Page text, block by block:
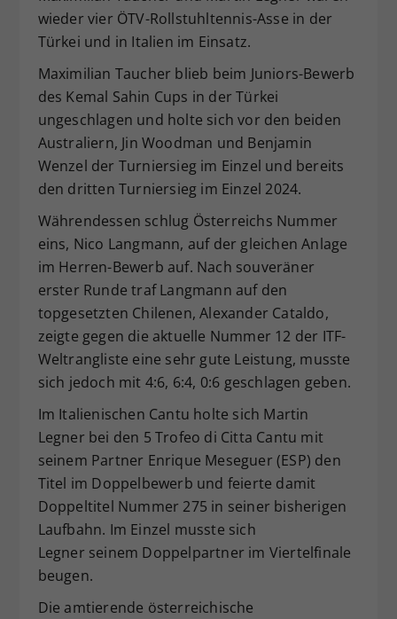
wieder vier ÖTV-Rollstuhltennis-Asse in der
Türkei und in Italien im Einsatz.
Maximilian Taucher blieb beim Juniors-Bewerb
des Kemal Sahin Cups in der Türkei
ungeschlagen und holte sich vor den beiden
Australiern, Jin Woodman und Benjamin
Wenzel der Turniersieg im Einzel und bereits
den dritten Turniersieg im Einzel 2024.
Währendessen schlug Österreichs Nummer
eins, Nico Langmann, auf der gleichen Anlage
im Herren-Bewerb auf. Nach souveräner
erster Runde traf Langmann auf den
topgesetzten Chilenen, Alexander Cataldo,
zeigte gegen die aktuelle Nummer 12 der ITF-
Weltrangliste eine sehr gute Leistung, musste
sich jedoch mit 4:6, 6:4, 0:6 geschlagen geben.
Im Italienischen Cantu holte sich Martin
Legner bei den 5 Trofeo di Citta Cantu mit
seinem Partner Enrique Meseguer (ESP) den
Titel im Doppelbewerb und feierte damit
Doppeltitel Nummer 275 in seiner bisherigen
Laufbahn. Im Einzel musste sich
Legner seinem Doppelpartner im Viertelfinale
beugen.
Die amtierende österreichische
Zweck
Dieser Wert speichert Ihre Consent-
Einstellungen. Unter anderem eine
historische Speicherung Ihrer
vorgenommen Einstellungen, falls der
Webseiten-Betreiber dies eingestellt
hat.